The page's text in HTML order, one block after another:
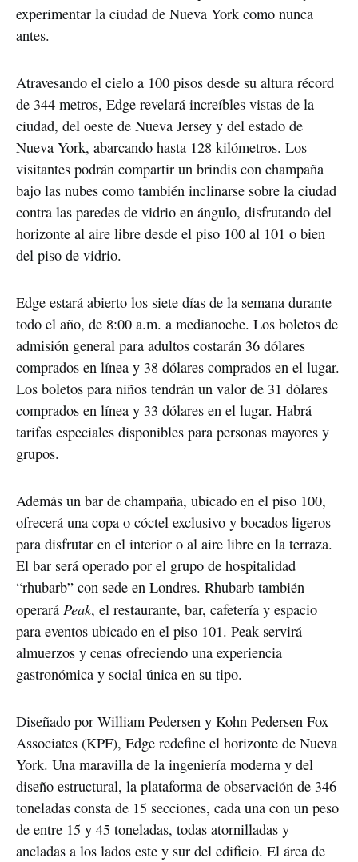
experimentar la ciudad de Nueva York como nunca
antes.
Atravesando el cielo a 100 pisos desde su altura récord
de 344 metros, Edge revelará increíbles vistas de la
ciudad, del oeste de Nueva Jersey y del estado de
Nueva York, abarcando hasta 128 kilómetros. Los
visitantes podrán compartir un brindis con champaña
bajo las nubes como también inclinarse sobre la ciudad
contra las paredes de vidrio en ángulo, disfrutando del
horizonte al aire libre desde el piso 100 al 101 o bien
del piso de vidrio.
Edge estará abierto los siete días de la semana durante
todo el año, de 8:00 a.m. a medianoche. Los boletos de
admisión general para adultos costarán 36 dólares
comprados en línea y 38 dólares comprados en el lugar.
Los boletos para niños tendrán un valor de 31 dólares
comprados en línea y 33 dólares en el lugar. Habrá
tarifas especiales disponibles para personas mayores y
grupos.
Además un bar de champaña, ubicado en el piso 100,
ofrecerá una copa o cóctel exclusivo y bocados ligeros
para disfrutar en el interior o al aire libre en la terraza.
El bar será operado por el grupo de hospitalidad
“rhubarb” con sede en Londres. Rhubarb también
operará Peak, el restaurante, bar, cafetería y espacio
para eventos ubicado en el piso 101. Peak servirá
almuerzos y cenas ofreciendo una experiencia
gastronómica y social única en su tipo.
Diseñado por William Pedersen y Kohn Pedersen Fox
Associates (KPF), Edge redefine el horizonte de Nueva
York. Una maravilla de la ingeniería moderna y del
diseño estructural, la plataforma de observación de 346
toneladas consta de 15 secciones, cada una con un peso
de entre 15 y 45 toneladas, todas atornilladas y
ancladas a los lados este y sur del edificio. El área de